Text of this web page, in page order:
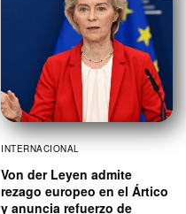
INTERNACIONAL
Von der Leyen admite
rezago europeo en el Ártico
y anuncia refuerzo de